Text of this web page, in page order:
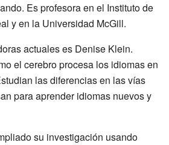
Es profesora en el Instituto de
y en la Universidad McGill.
actuales es Denise Klein.
el cerebro procesa los idiomas en
las diferencias en las vías
para aprender idiomas nuevos y
su investigación usando